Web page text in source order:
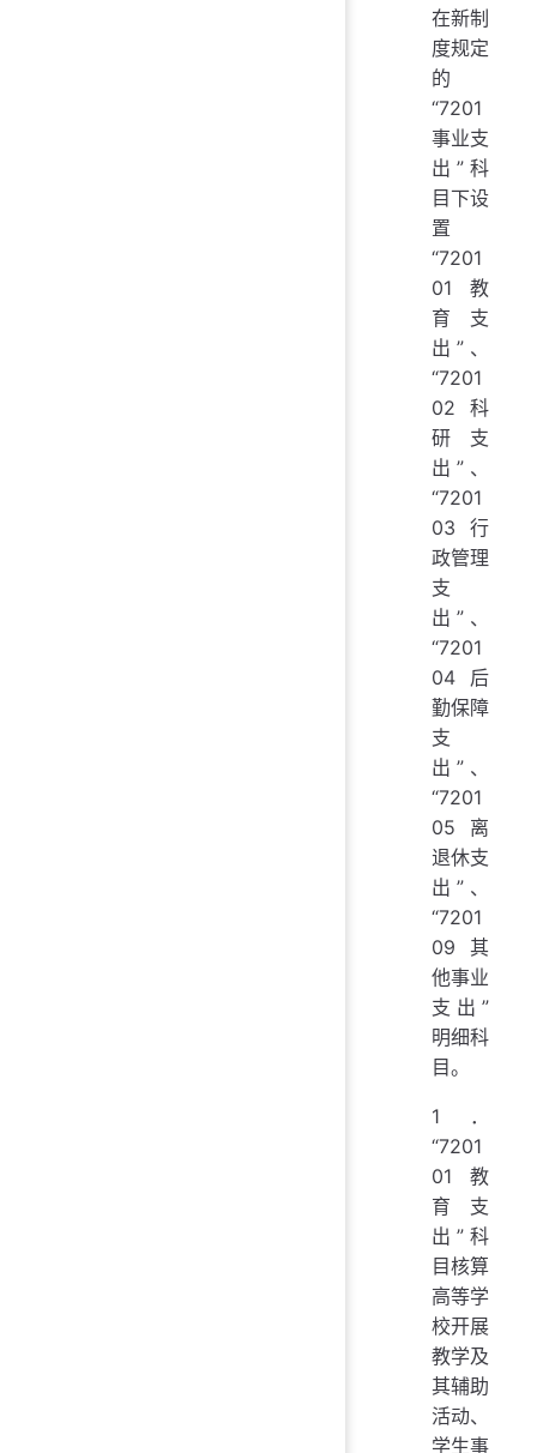
在新制
度规定
的
“7201
事业支
出”科
目下设
置
“7201
01 教
育支
出”、
“7201
02 科
研支
出”、
“7201
03 行
政管理
支
出”、
“7201
04 后
勤保障
支
出”、
“7201
05 离
退休支
出”、
“7201
09 其
他事业
支出”
明细科
目。
1．
“7201
01 教
育支
出”科
目核算
高等学
校开展
教学及
其辅助
活动、
学生事